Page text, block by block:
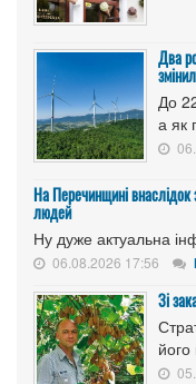
Два
До
а як
На Перечинщині внаслідок
людей
Ну дуже актуальна
06.08.2026 17:56
Зі